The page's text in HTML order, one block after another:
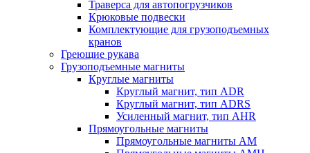
Траверса для автопогрузчиков
Крюковые подвески
Комплектующие для грузоподъемных
кранов
Греющие рукава
Грузоподъемные магниты
Круглые магниты
Круглый магнит, тип ADR
Круглый магнит, тип ADRS
Усиленный магнит, тип AHR
Прямоугольные магниты
Прямоугольные магниты AM